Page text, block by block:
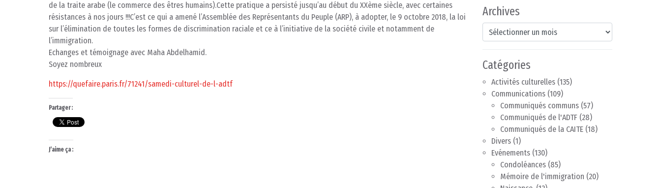
de la traite arabe (le commerce des êtres humains).Cette pratique a persisté jusqu’au début du XXème siècle, avec certaines
résistances à nos jours !!!C’est ce qui a amené l’Assemblée des Représentants du Peuple (ARP), à adopter, le 9 octobre 2018, la loi
sur l’élimination de toutes les formes de discrimination raciale et ce à l’initiative de la société civile et notamment de
l’immigration.
Echanges et témoignage avec Maha Abdelhamid.
Soyez nombreux
https://quefaire.paris.fr/71241/samedi-culturel-de-l-adtf
Partager :
J’aime ça :
Archives
Archives
Catégories
Activités culturelles (135)
Communications (109)
Communiqués communs (57)
Communiqués de l'ADTF (28)
Communiqués de la CAITE (18)
Divers (1)
Evénements (130)
Condoléances (85)
Mémoire de l'immigration (20)